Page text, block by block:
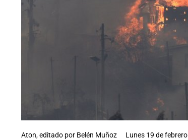
Aton, editado por Belén Muñoz Lunes 19 de